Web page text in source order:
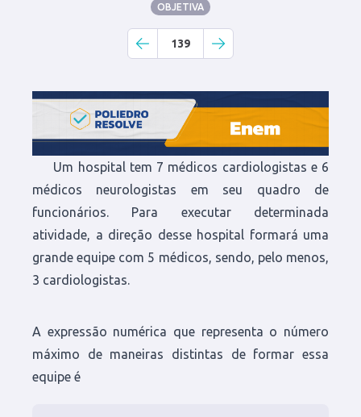
OBJETIVA
139
Um hospital tem 7 médicos cardiologistas e 6
médicos neurologistas em seu quadro de
funcionários. Para executar determinada
atividade, a direção desse hospital formará uma
grande equipe com 5 médicos, sendo, pelo menos,
3 cardiologistas.
A expressão numérica que representa o número
máximo de maneiras distintas de formar essa
equipe é